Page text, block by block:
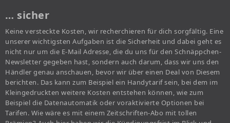
… sicher
Keine versteckte Kosten, wir recherchieren für dich sorgfältig. Eine
unserer wichtigsten Aufgaben ist die Sicherheit und dabei geht es
nicht nur um die E-Mail Adresse, die du uns für den Schnäppchen-
Newsletter gegeben hast, sondern auch darum, dass wir uns den
Händler genau anschauen, bevor wir über einen Deal von Diesem
berichten. Das kann zum Beispiel ein Handytarif sein, bei dem im
Kleingedruckten weitere Kosten entstehen können, wie zum
Beispiel die Datenautomatik oder voraktivierte Optionen bei
Tarifen. Wie wäre es mit einem Zeitschriften-Abo mit tollen